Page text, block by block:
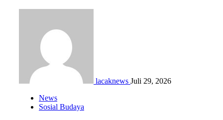
lacaknews Juli 29, 2026
News
Sosial Budaya